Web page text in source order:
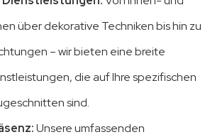
über dekorative Techniken bis hin zu
– wir bieten eine breite
die auf Ihre spezifischen
sind.
Unsere umfassenden